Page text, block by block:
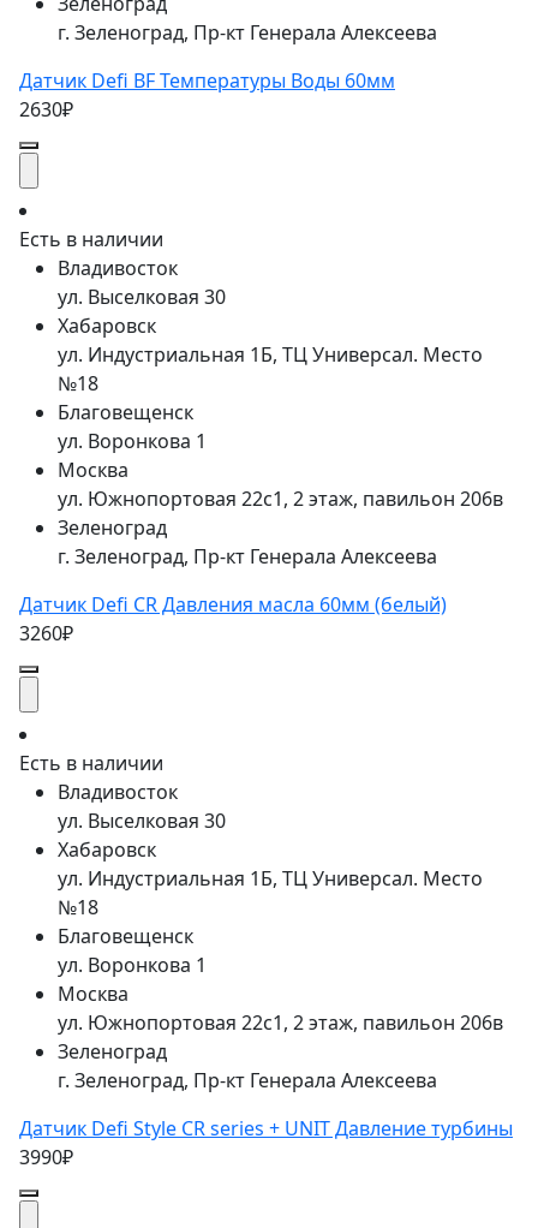
г. Зеленоград, Пр-кт Генерала Алексеева
Датчик Defi BF Температуры Воды 60мм
2630₽
Есть в наличии
Владивосток
ул. Выселковая 30
Хабаровск
ул. Индустриальная 1Б, ТЦ Универсал. Место
№18
Благовещенск
ул. Воронкова 1
Москва
ул. Южнопортовая 22с1, 2 этаж, павильон 206в
Зеленоград
г. Зеленоград, Пр-кт Генерала Алексеева
Датчик Defi CR Давления масла 60мм (белый)
3260₽
Есть в наличии
Владивосток
ул. Выселковая 30
Хабаровск
ул. Индустриальная 1Б, ТЦ Универсал. Место
№18
Благовещенск
ул. Воронкова 1
Москва
ул. Южнопортовая 22с1, 2 этаж, павильон 206в
Зеленоград
г. Зеленоград, Пр-кт Генерала Алексеева
Датчик Defi Style CR series + UNIT Давление турбины
3990₽